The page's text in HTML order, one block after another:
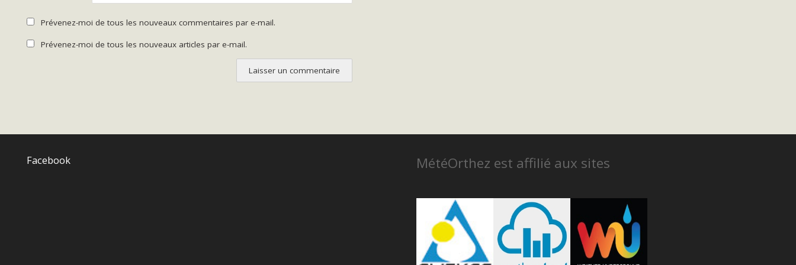
Prévenez-moi de tous les nouveaux commentaires par e-mail.
Prévenez-moi de tous les nouveaux articles par e-mail.
Facebook MétéOrthez est affilié aux sites